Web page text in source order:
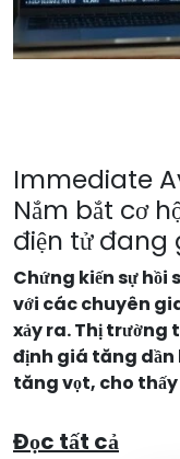
Immediate
Nắm bắt cơ
điện tử đang
Chứng kiến sự hồi
với các chuyên
xảy ra. Thị trường
định giá tăng dần
tăng vọt, cho
Đọc tất cả